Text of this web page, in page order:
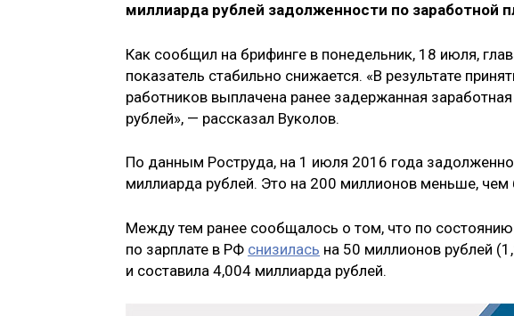
миллиарда рублей задолженности по заработной
Как сообщил на брифинге в понедельник, 18 июля,
показатель стабильно снижается. «В результате
работников выплачена ранее задержанная
рублей», — рассказал Вуколов.
По данным Роструда, на 1 июля 2016 года
миллиарда рублей. Это на 200 миллионов меньше,
Между тем ранее сообщалось о том, что по
по зарплате в РФ снизилась на 50 миллионов рублей
и составила 4,004 миллиарда рублей.